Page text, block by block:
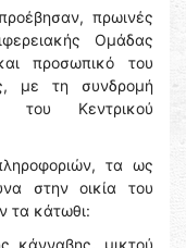
πρωινές
Ομάδας
προσωπικό του
με τη συνδρομή
του Κεντρικού
τα ως
στην οικία του
τα κάτωθι: